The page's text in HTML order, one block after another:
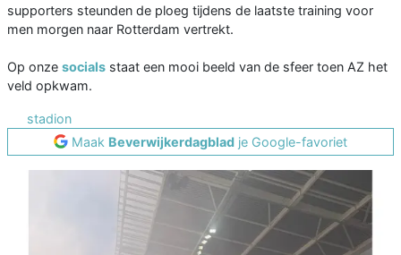
supporters steunden de ploeg tijdens de laatste training voor
men morgen naar Rotterdam vertrekt.
Op onze socials staat een mooi beeld van de sfeer toen AZ het
veld opkwam.
stadion
Maak Beverwijkerdagblad je Google-favoriet